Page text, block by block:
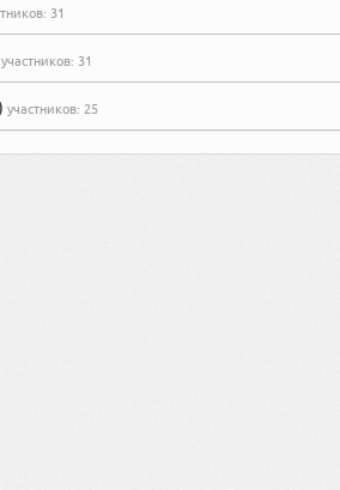
31
участников: 31
участников: 25